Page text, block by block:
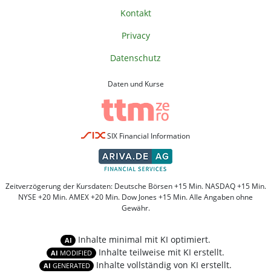
Kontakt
Privacy
Datenschutz
Daten und Kurse
SIX Financial Information
Zeitverzögerung der Kursdaten: Deutsche Börsen +15 Min. NASDAQ +15 Min.
NYSE +20 Min. AMEX +20 Min. Dow Jones +15 Min. Alle Angaben ohne
Gewähr.
AI Inhalte minimal mit KI optimiert.
AI MODIFIED Inhalte teilweise mit KI erstellt.
AI GENERATED Inhalte vollständig von KI erstellt.